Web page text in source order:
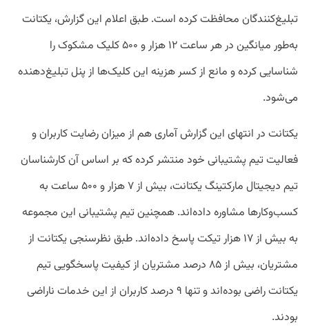
تبلیغ‌کنندگان محافظت کرده است. طبق اعلام این گزارش، یکتانت
به‌طور میانگین در هر ساعت ۱۲ هزار و ۵۰۰ کلیک مشکوک را
شناسایی کرده و مانع از کسر هزینه این کلیک‌ها از پنل تبلیغ‌دهنده
می‌شود.
یکتانت در انتهای این گزارش آماری هم از میزان رضایت کاربران و
فعالیت تیم پشتیبانی خود منتشر کرده که بر اساس آن کارشناسان
تیم دیجیتال مارکتینگ یکتانت، بیش از ۷ هزار و ۵۰۰ ساعت به
کسب‌وکار‌ها مشاوره داده‌اند. همچنین تیم پشتیبانی این مجموعه
به بیش از ۱۷ هزار تیکت پاسخ داده‌اند. طبق نظرسنجی یکتانت از
مشتریان، بیش از ۸۵ درصد مشتریان از کیفیت پاسخگویی تیم
یکتانت راضی بوده‌اند و تنها ۹ درصد کاربران از این خدمات ناراضی
بودند.